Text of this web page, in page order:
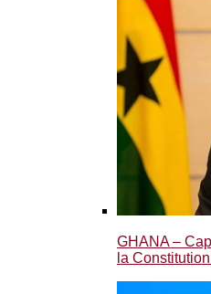
GHANA –
la